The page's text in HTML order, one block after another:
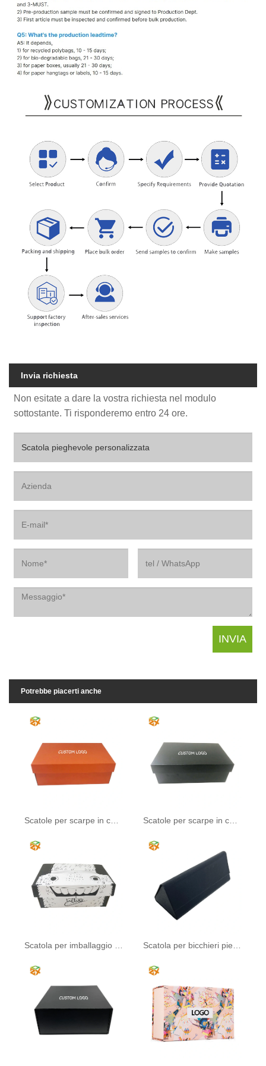
Invia richiesta
Non esitate a dare la vostra richiesta nel modulo
sottostante. Ti risponderemo entro 24 ore.
Potrebbe piacerti anche
Scatole per scarpe in cartone ondulato con coperchio